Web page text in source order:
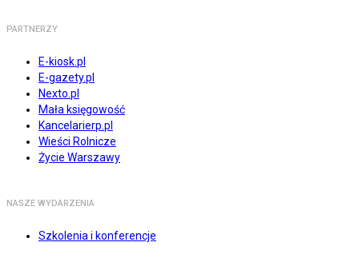
PARTNERZY
E-kiosk.pl
E-gazety.pl
Nexto.pl
Mała księgowość
Kancelarierp.pl
Wieści Rolnicze
Życie Warszawy
NASZE WYDARZENIA
Szkolenia i konferencje